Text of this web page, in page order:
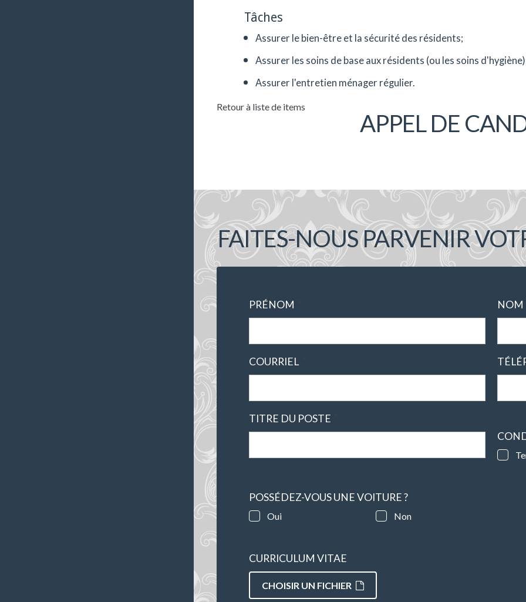
Tâches
Assurer le bien-être et la sécurité des résidents;
Assurer les soins de base aux résidents (ou les soins
Assurer l'entretien ménager régulier.
Retour à liste de items
APPEL DE
FAITES-NOUS PARVENIR
PRÉNOM NOM
COURRIEL
TITRE DU POSTE
POSSÉDEZ-VOUS UNE VOITURE ?
Oui Non
CURRICULUM VITAE
CHOISIR UN FICHIER